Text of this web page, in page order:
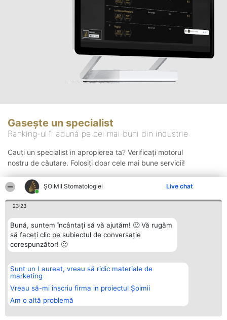
ȘOIMII Stomatologiei Live chat
23:23
Bună, suntem încântați să vă ajutăm! 🙂 Vă rugăm
să faceți clic pe subiectul de conversație
corespunzător! 🙂
Sunt un Laureat, vreau să ridic materiale de
marketing
Vreau să-mi înscriu firma in proiectul Șoimii
Am o altă problemă
Gasește un specialist
Ranking-ul îi adună pe cei mai buni din industrie
Cauți un specialist in apropierea ta? Verificați motorul
nostru de căutare. Folosiți doar cele mai bune servicii!
Organizator Ranking
BRIGHT SOLUTIONS BR SRL
Aleea Timisul De Sus 2 Bl. A30
Sc. A Et. 4 Ap. 13 Cod 061952
București
CUI 36737675
Plebiscyt
Lista Tuturor
Laureaților
Statut
Contact